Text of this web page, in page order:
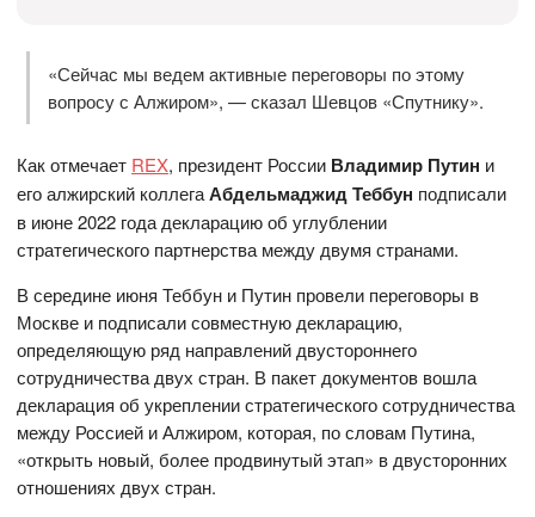
«Сейчас мы ведем активные переговоры по этому
вопросу с Алжиром», — сказал Шевцов «Спутнику».
Как отмечает REX, президент России Владимир Путин и
его алжирский коллегаАбдельмаджид Теббун подписали
в июне 2022 года декларацию об углублении
стратегического партнерства между двумя странами.
В середине июня Теббун и Путин провели переговоры в
Москве и подписали совместную декларацию,
определяющую ряд направлений двустороннего
сотрудничества двух стран. В пакет документов вошла
декларация об укреплении стратегического сотрудничества
между Россией и Алжиром, которая, по словам Путина,
«открыть новый, более продвинутый этап» в двусторонних
отношениях двух стран.